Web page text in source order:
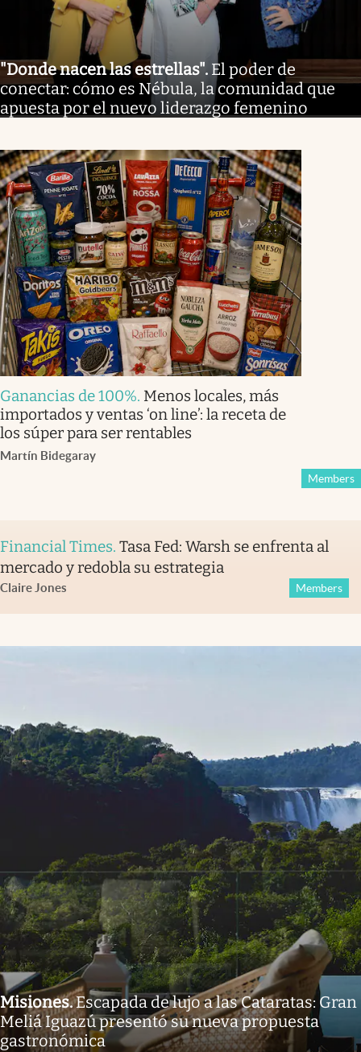
"Donde nacen las estrellas". El poder de
conectar: cómo es Nébula, la comunidad que
apuesta por el nuevo liderazgo femenino
Ganancias de 100%. Menos locales, más
importados y ventas ‘on line’: la receta de
los súper para ser rentables
Martín Bidegaray
Members
Financial Times. Tasa Fed: Warsh se enfrenta al
mercado y redobla su estrategia
Claire Jones Members
Misiones.Escapada de lujo a las Cataratas: Gran
Meliá Iguazú presentó su nueva propuesta
gastronómica